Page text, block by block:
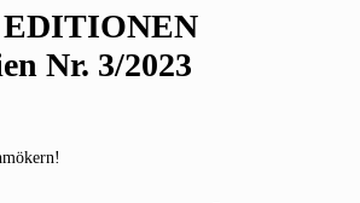
EDITIONEN
Nr. 3/2023